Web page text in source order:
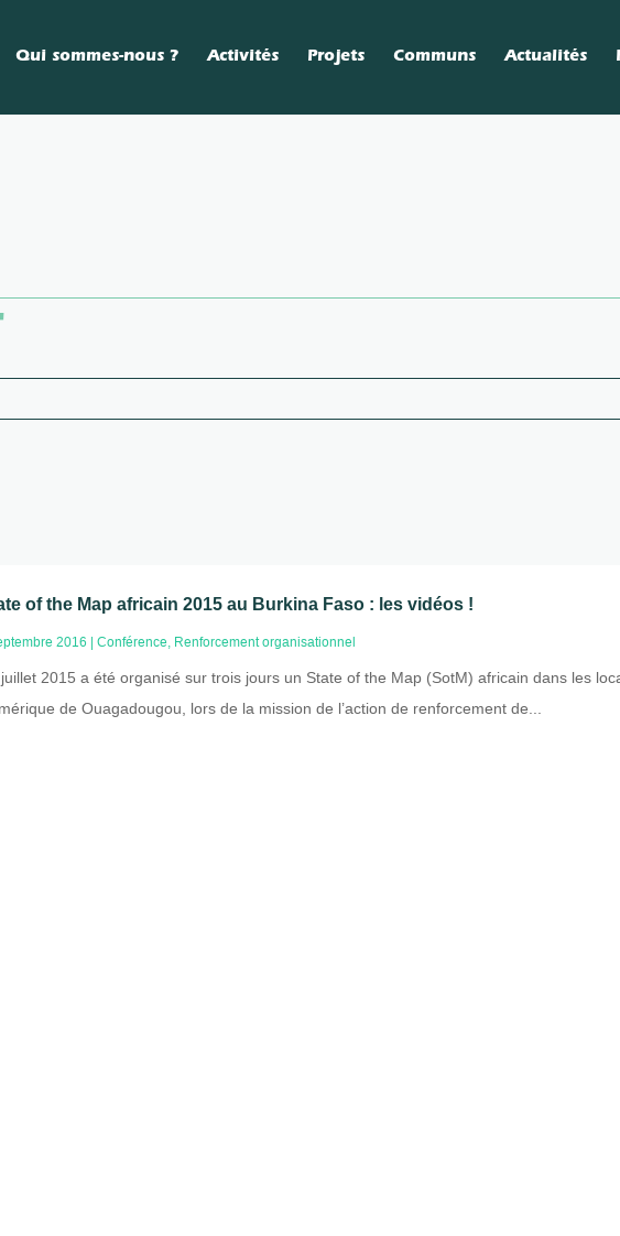
Qui sommes-nous ? Activités Projets Communs Actualités
of the Map africain 2015 au Burkina Faso : les vidéos !
2016 |Conférence, Renforcement organisationnel
2015 a été organisé sur trois jours un State of the Map (SotM) africain dans les
de Ouagadougou, lors de la mission de l’action de renforcement de...